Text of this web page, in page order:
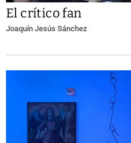
El crítico fan
Joaquín Jesús Sánchez